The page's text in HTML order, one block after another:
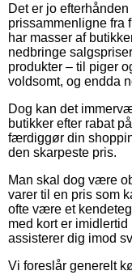
Det er jo
prissammenligne fra
har masser af
nedbringe
produkter – til piger
voldsomt, og endda
Dog kan det
butikker efter rabat
færdiggør din
den skarpeste pris.
Man skal dog være
varer til en pris som
ofte være et
med kort er
assisterer dig imod
Vi foreslår generelt